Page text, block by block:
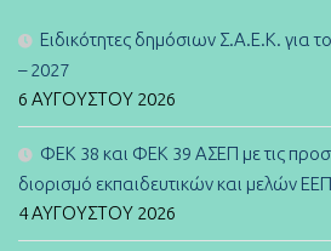
Ειδικότητες δημόσιων Σ.Α.Ε.Κ. για
– 2027
6 ΑΥΓΟΎΣΤΟΥ 2026
ΦΕΚ 38 και ΦΕΚ 39 ΑΣΕΠ με τις
διορισμό εκπαιδευτικών και μελών
4 ΑΥΓΟΎΣΤΟΥ 2026